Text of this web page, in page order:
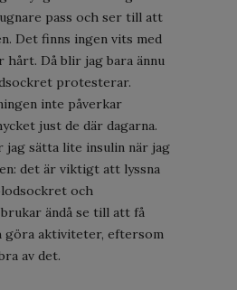
pass och ser till att
Det finns ingen vits med
Då blir jag bara ännu
protesterar.
inte påverkar
just de där dagarna.
jag sätta lite insulin när jag
det är viktigt att lyssna
och
ändå se till att få
göra aktiviteter, eftersom
av det.